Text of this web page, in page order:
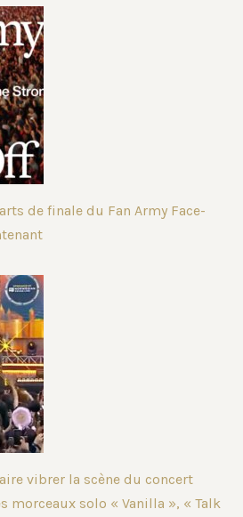
de finale du Fan Army Face-
vibrer la scène du concert
morceaux solo « Vanilla », « Talk